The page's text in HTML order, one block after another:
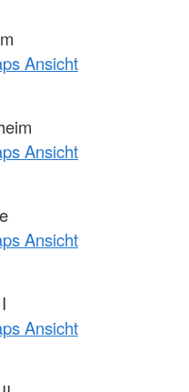
Ansicht
Ansicht
Ansicht
Ansicht